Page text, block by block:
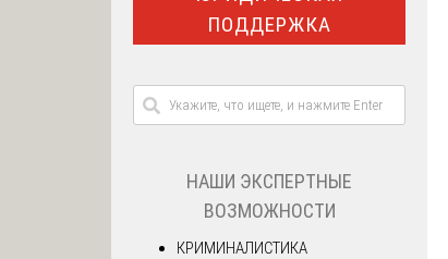
ПОДДЕРЖКА
НАШИ ЭКСПЕРТНЫЕ
ВОЗМОЖНОСТИ
КРИМИНАЛИСТИКА